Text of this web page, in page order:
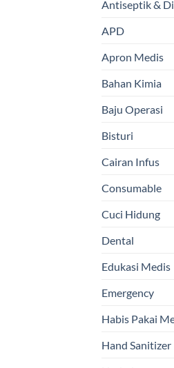
Antiseptik &
APD
Apron Medis
Bahan Kimia
Baju Operasi
Bisturi
Cairan Infus
Consumable
Cuci Hidung
Dental
Edukasi Medis
Emergency
Habis Pakai
Hand Sanitizer